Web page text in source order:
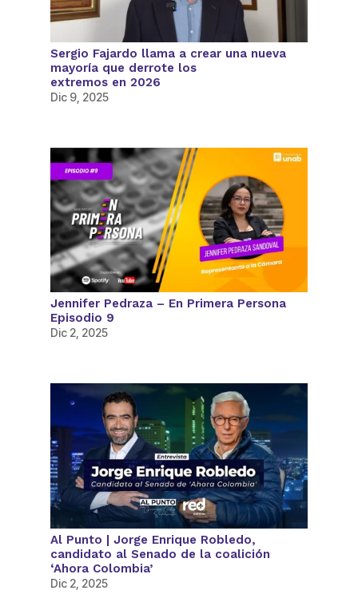
Sergio Fajardo llama a crear una nueva
mayoría que derrote los
extremos en 2026
Dic 9, 2025
Jennifer Pedraza – En Primera Persona
Episodio 9
Dic 2, 2025
Al Punto | Jorge Enrique Robledo,
candidato al Senado de la coalición
‘Ahora Colombia’
Dic 2, 2025